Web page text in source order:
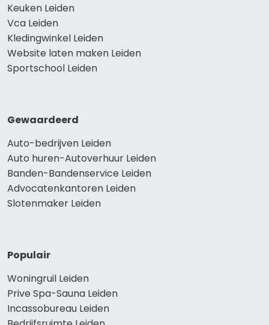
Keuken Leiden
Vca Leiden
Kledingwinkel Leiden
Website laten maken Leiden
Sportschool Leiden
Gewaardeerd
Auto-bedrijven Leiden
Auto huren-Autoverhuur Leiden
Banden-Bandenservice Leiden
Advocatenkantoren Leiden
Slotenmaker Leiden
Populair
Woningruil Leiden
Prive Spa-Sauna Leiden
Incassobureau Leiden